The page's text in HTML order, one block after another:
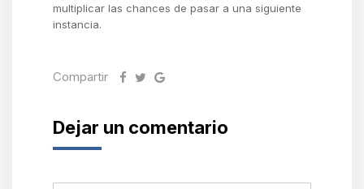
multiplicar las chances de pasar a una siguiente
instancia.
Compartir
Dejar un comentario